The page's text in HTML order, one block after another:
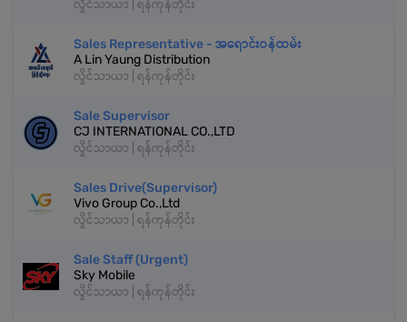
လှိုင်သာယာ | ရန်ကုန်တိုင်း
Sales Representative - အရောင်းဝန်ထမ်း
A Lin Yaung Distribution
လှိုင်သာယာ | ရန်ကုန်တိုင်း
Sale Supervisor
CJ INTERNATIONAL CO.,LTD
လှိုင်သာယာ | ရန်ကုန်တိုင်း
Sales Drive(Supervisor)
Vivo Group Co.,Ltd
လှိုင်သာယာ | ရန်ကုန်တိုင်း
Sale Staff (Urgent)
Sky Mobile
လှိုင်သာယာ | ရန်ကုန်တိုင်း